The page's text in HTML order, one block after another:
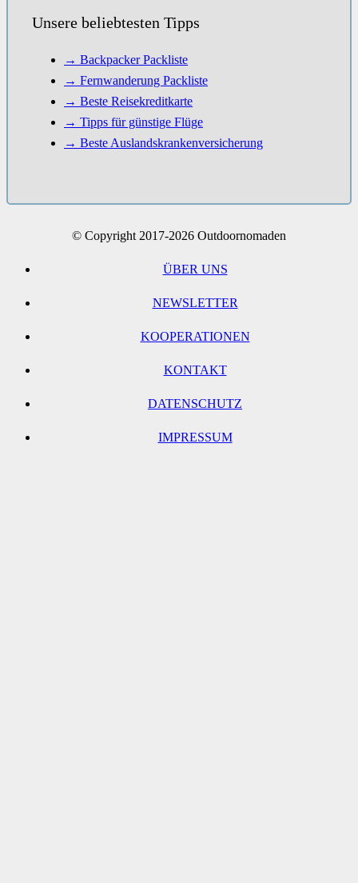
Unsere beliebtesten Tipps
→ Backpacker Packliste
→ Fernwanderung Packliste
→ Beste Reisekreditkarte
→ Tipps für günstige Flüge
→ Beste Auslandskrankenversicherung
© Copyright 2017-2026 Outdoornomaden
ÜBER UNS
NEWSLETTER
KOOPERATIONEN
KONTAKT
DATENSCHUTZ
IMPRESSUM